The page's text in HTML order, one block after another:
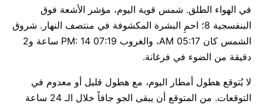
في الهواء الطلق. شمس قوية اليوم، مؤشر الأشعة فوق
البنفسجية 8؛ احمِ البشرة المكشوفة في منتصف النهار. شروق
الشمس كان 05:17 AM، والغروب 07:19 PM: 14 ساعة و2
دقيقة من الضوء في فرغانة.
لا يُتوقع هطول أمطار اليوم، مع هطول قليل أو معدوم في
التوقعات. من المتوقع أن يبقى الجو جافاً خلال الـ 24 ساعة